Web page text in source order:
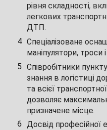
рівня складності,
легкових
ДТП.
Спеціалізоване
маніпулятори, троси
Співробітники
знання в логістиці
та всієї
дозволяє
призначене місце.
Досвід професійної